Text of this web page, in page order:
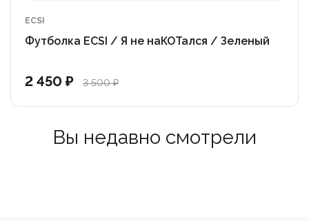
ECSI
Футболка ECSI / Я не наКОТался / Зеленый
2 450 ₽ 3 500 ₽
Вы недавно смотрели